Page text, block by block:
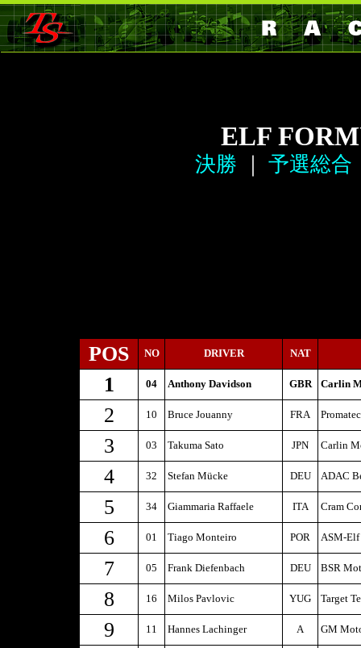
ELF
決勝 予選総合
POS NO DRIVER NAT
1 04 Anthony Davidson GBR Carlin
2 10 Bruce Jouanny FRA
3 03 Takuma Sato JPN Carlin
4 32 Stefan Mücke DEU ADAC
5 34 Giammaria Raffaele ITA Cram
6 01 Tiago Monteiro POR ASM-Elf
7 05 Frank Diefenbach DEU BSR
8 16 Milos Pavlovic YUG Target
9 11 Hannes Lachinger A GM